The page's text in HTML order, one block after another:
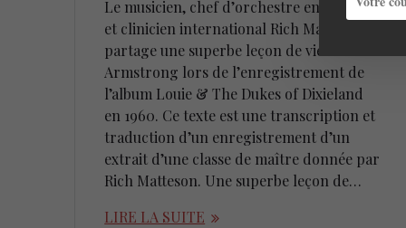
Le musicien, chef d’orchestre enseignant
et clinicien international Rich Matteson
partage une superbe leçon de vie de Louis
Armstrong lors de l’enregistrement de
l’album Louie & The Dukes of Dixieland
en 1960. Ce texte est une transcription et
traduction d’un enregistrement d’un
extrait d’une classe de maître donnée par
Rich Matteson. Une superbe leçon de…
LIRE LA SUITE